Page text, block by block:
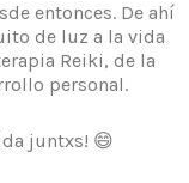
entonces. De ahí
de luz a la vida
Reiki, de la
personal.
juntxs! 😄